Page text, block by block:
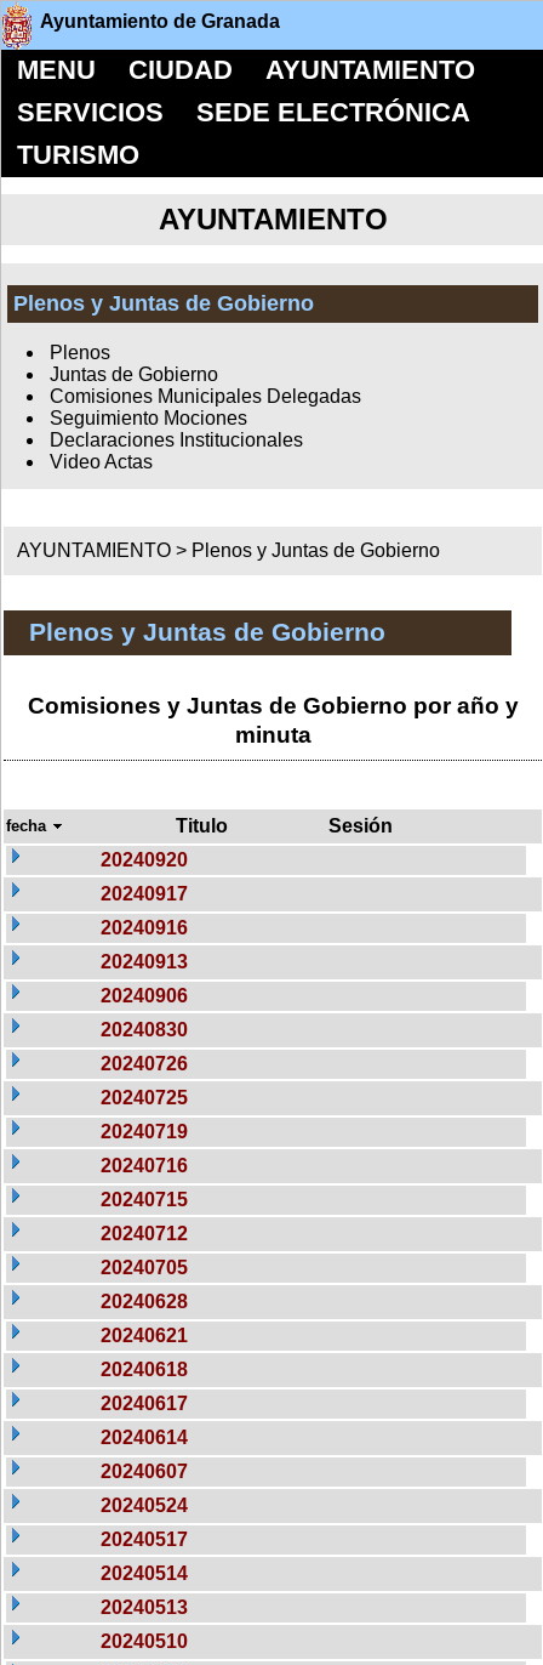
Ayuntamiento de Granada
MENU CIUDAD
AYUNTAMIENTO
SERVICIOS
SEDE ELECTRÓNICA
TURISMO
AYUNTAMIENTO
Plenos y Juntas de Gobierno
Plenos
Juntas de Gobierno
Comisiones Municipales Delegadas
Seguimiento Mociones
Declaraciones Institucionales
Video Actas
AYUNTAMIENTO > Plenos y Juntas de Gobierno
Plenos y Juntas de Gobierno
Comisiones y Juntas de Gobierno por año y
minuta
fecha Titulo
Sesión
20240920
20240917
20240916
20240913
20240906
20240830
20240726
20240725
20240719
20240716
20240715
20240712
20240705
20240628
20240621
20240618
20240617
20240614
20240607
20240524
20240517
20240514
20240513
20240510